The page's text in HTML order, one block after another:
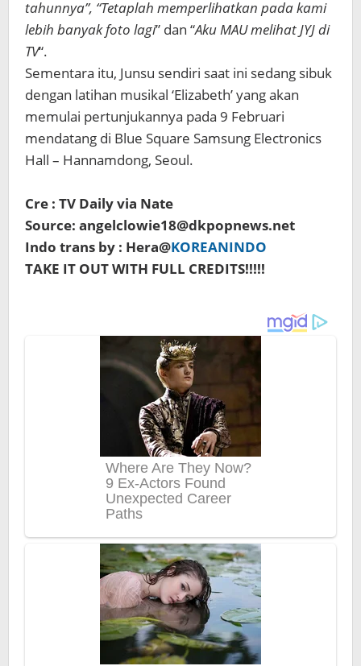
tahunnya”, “Tetaplah memperlihatkan pada kami
lebih banyak foto lagi” dan “Aku MAU melihat JYJ di
TV“.
Sementara itu, Junsu sendiri saat ini sedang sibuk
dengan latihan musikal ‘Elizabeth’ yang akan
memulai pertunjukannya pada 9 Februari
mendatang di Blue Square Samsung Electronics
Hall – Hannamdong, Seoul.
Cre : TV Daily via Nate
Source: angelclowie18@dkpopnews.net
Indo trans by : Hera@KOREANINDO
TAKE IT OUT WITH FULL CREDITS!!!!!